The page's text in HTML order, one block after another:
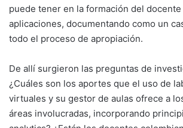
puede tener en la formación del
aplicaciones, documentando como un
todo el proceso de apropiación.
De allí surgieron las preguntas de
¿Cuáles son los aportes que el uso de
virtuales y su gestor de aulas ofrece a
áreas involucradas, incorporando